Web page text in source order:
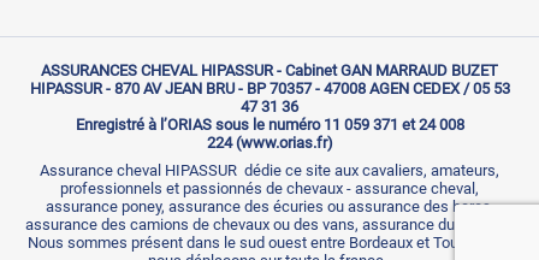
ASSURANCES CHEVAL HIPASSUR - Cabinet GAN MARRAUD BUZET
HIPASSUR - 870 AV JEAN BRU - BP 70357 - 47008 AGEN CEDEX / 05 53
47 31 36
Enregistré à l’ORIAS sous le numéro 11 059 371 et 24 008
224 (www.orias.fr)
Assurance cheval HIPASSUR dédie ce site aux cavaliers, amateurs,
professionnels et passionnés de chevaux - assurance cheval,
assurance poney, assurance des écuries ou assurance des haras,
assurance des camions de chevaux ou des vans, assurance du cavalier.
Nous sommes présent dans le sud ouest entre Bordeaux et Toulouse et